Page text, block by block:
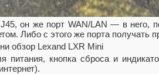
он же порт WAN/LAN — в него,
Либо с этого же порта получать
кнопка сброса и